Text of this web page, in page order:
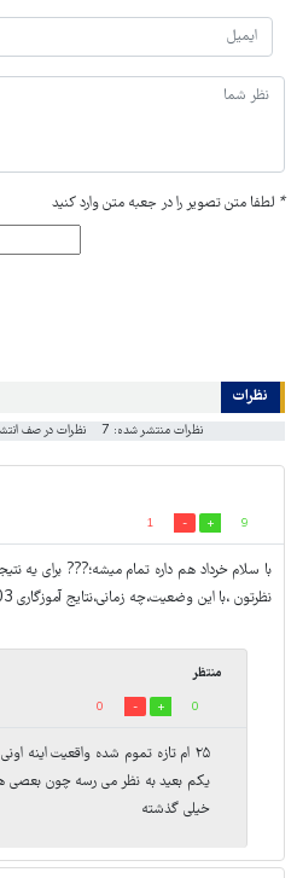
* لطفا متن تصویر را در جعبه متن وارد کنید
نظرات
نظرات منتشر شده: 7 نظرات در صف
9
1
با سلام خرداد هم داره تمام میشه؛??? برای یه
نظرتون ،با این وضعیت،چه زمانی،نتایج آموزگاری 1403میاد؟
منتظر
0
0
یکم بعید به نظر می رسه چون بعصی
خیلی گذشته